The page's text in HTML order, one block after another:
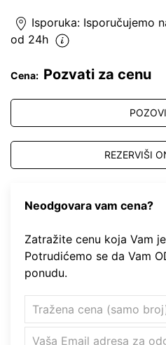
Isporuka: Isporučujemo
od 24h
Cena: Pozvati za cenu
POZOVI
REZERVIŠI
Neodgovara vam cena?
Zatražite cenu koja Vam
Potrudićemo se da Vam
ponudu.